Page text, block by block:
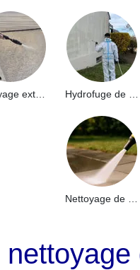
Nettoyage extérieur bâtiment industriel 91